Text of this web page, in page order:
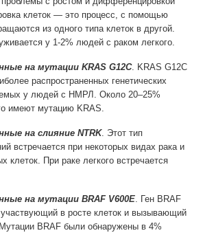
клеток — это процесс, с помощью
из одного типа клеток в другой.
у 1-2% людей с раком легкого.
на мутации KRAS G12C. KRAS G12C
распространенных генетических
у людей с НМРЛ. Около 20–25%
имеют мутацию KRAS.
на слияние NTRK. Этот тип
встречается при некоторых видах рака и
клеток. При раке легкого встречается
на мутации BRAF V600E . Ген BRAF
в росте клеток и вызывающий
BRAF были обнаружены в 4%